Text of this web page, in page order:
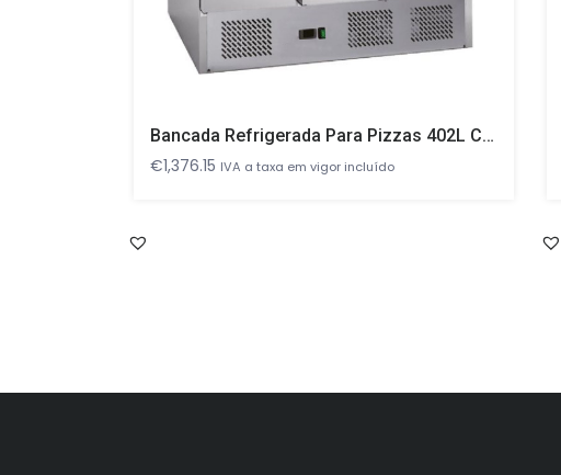
Bancada Refrigerada Para Pizzas 402L Com 3 Portas 1365x700x1075mm
€1,376.15 IVA a taxa em vigor incluído